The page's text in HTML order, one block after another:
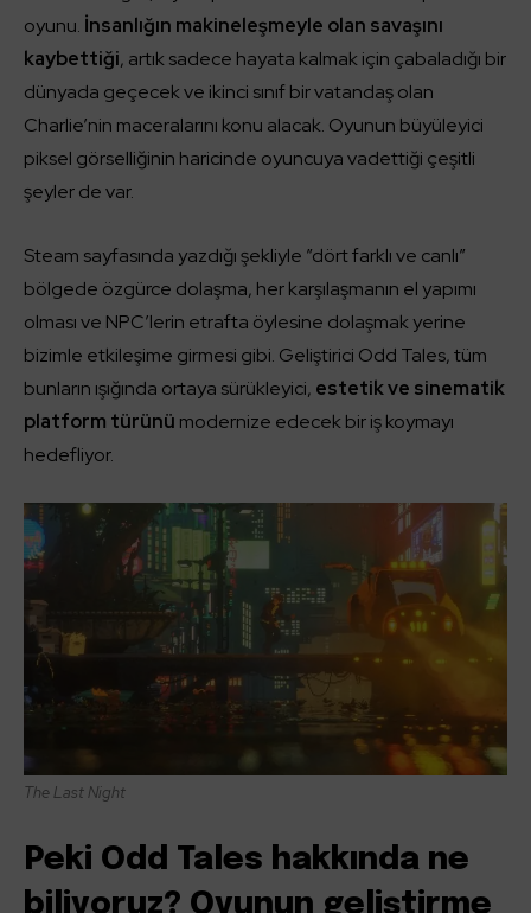
oyunu. İnsanlığın makineleşmeyle olan savaşını
kaybettiği, artık sadece hayata kalmak için çabaladığı bir
dünyada geçecek ve ikinci sınıf bir vatandaş olan
Charlie’nin maceralarını konu alacak. Oyunun büyüleyici
piksel görselliğinin haricinde oyuncuya vadettiği çeşitli
şeyler de var.
Steam sayfasında yazdığı şekliyle ”dört farklı ve canlı”
bölgede özgürce dolaşma, her karşılaşmanın el yapımı
olması ve NPC’lerin etrafta öylesine dolaşmak yerine
bizimle etkileşime girmesi gibi. Geliştirici Odd Tales, tüm
bunların ışığında ortaya sürükleyici, estetik ve sinematik
platform türünü modernize edecek bir iş koymayı
hedefliyor.
The Last Night
Peki Odd Tales hakkında ne
biliyoruz? Oyunun geliştirme